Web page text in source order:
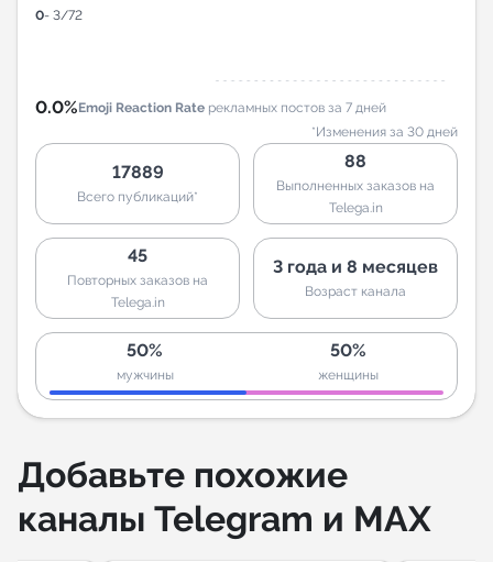
0- 3/72
0.0%Emoji Reaction Rate рекламных постов за 7 дней
*Изменения за 30 дней
17889
Всего публикаций*
88
Выполненных заказов на
Telega.in
45
Повторных заказов на
Telega.in
3 года и 8 месяцев
Возраст канала
50%
мужчины
50%
женщины
Добавьте похожие
каналы Telegram и MAX